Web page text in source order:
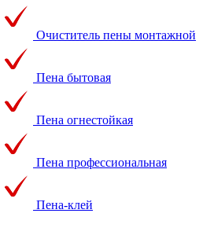
Очиститель пены монтажной
Пена бытовая
Пена огнестойкая
Пена профессиональная
Пена-клей